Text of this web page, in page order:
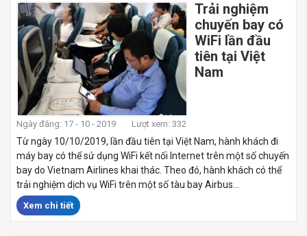
Trải nghiệm
chuyến bay có
WiFi lần đầu
tiên tại Việt
Nam
Ngày đăng: 17 - 10 - 2019 Lượt xem: 332
Từ ngày 10/10/2019, lần đầu tiên tại Việt Nam, hành khách đi
máy bay có thể sử dụng WiFi kết nối Internet trên một số chuyến
bay do Vietnam Airlines khai thác. Theo đó, hành khách có thể
trải nghiệm dịch vụ WiFi trên một số tàu bay Airbus...
Xem chi tiết